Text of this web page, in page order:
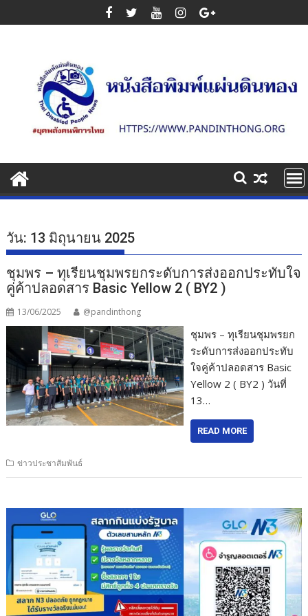
to
วัน: 13 มิถุนายน 2025
ชุมพร – ทุเรียนชุมพรยกระดับการส่งออกประทับใจ
คู่ค้าปลอดสาร Basic Yellow 2 ( BY2 )
13/06/2025 @pandinthong
ชุมพร – ทุเรียนชุมพรยก
ระดับการส่งออกประทับ
ใจคู่ค้าปลอดสาร Basic
Yellow 2 ( BY2 ) วันที่
13…
READ MORE
ข่าวประชาสัมพันธ์